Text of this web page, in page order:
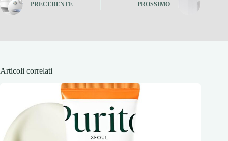
PRECEDENTE PROSSIMO
Articoli correlati